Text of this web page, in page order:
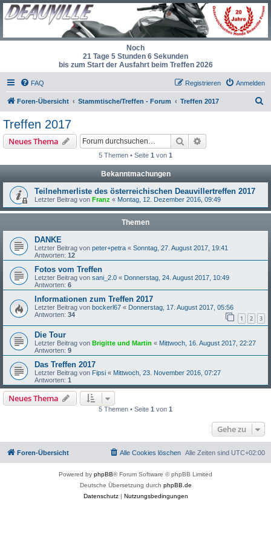
Noch
21 Tage 5 Stunden 6 Sekunden
bis zum Start der Ausfahrt beim Treffen 2026
FAQ Anmelden
Registrieren
Foren-Übersicht Stammtische/Treffen - Forum Treffen 2017
Treffen 2017
Neues Thema Suche
5 Themen • Seite 1 von 1
Bekanntmachungen
Teilnehmerliste des österreichischen Deauvillertreffen 2017
Letzter Beitrag von Franz « Montag, 12. Dezember 2016, 09:49
Themen
DANKE
Letzter Beitrag von peter+petra « Sonntag, 27. August 2017, 19:41
Antworten: 12
Fotos vom Treffen
Letzter Beitrag von sani_2.0 « Donnerstag, 24. August 2017, 10:49
Antworten: 6
Informationen zum Treffen 2017
Letzter Beitrag von bockerl67 « Donnerstag, 17. August 2017, 05:56
Antworten: 34 1 2 3
Die Tour
Letzter Beitrag von Brigitte und Martin « Mittwoch, 16. August 2017, 22:27
Antworten: 9
Das Treffen 2017
Letzter Beitrag von Fipsi « Mittwoch, 23. November 2016, 07:27
Antworten: 1
Neues Thema
5 Themen • Seite 1 von 1
Gehe zu
Foren-Übersicht Alle Zeiten sind UTC+02:00
Alle Cookies löschen
Powered by phpBB® Forum Software © phpBB Limited
Deutsche Übersetzung durch phpBB.de
Datenschutz| Nutzungsbedingungen